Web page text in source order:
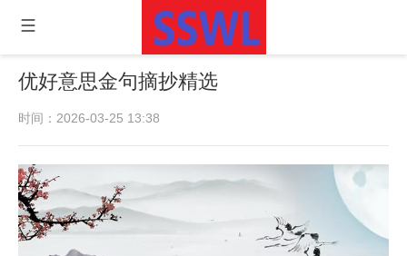
优好意思金句摘抄精选
时间：2026-03-25 13:38